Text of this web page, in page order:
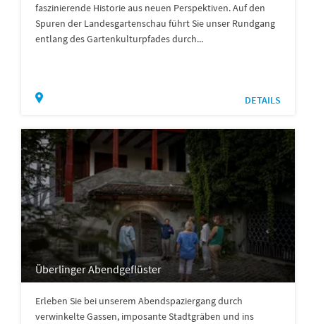
faszinierende Historie aus neuen Perspektiven. Auf den
Spuren der Landesgartenschau führt Sie unser Rundgang
entlang des Gartenkulturpfades durch...
DETAILS
Überlinger Abendgeflüster
Erleben Sie bei unserem Abendspaziergang durch
verwinkelte Gassen, imposante Stadtgräben und ins